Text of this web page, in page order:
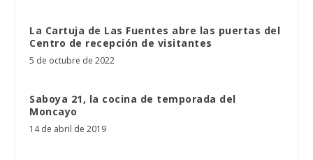
La Cartuja de Las Fuentes abre las puertas del
Centro de recepción de visitantes
5 de octubre de 2022
Saboya 21, la cocina de temporada del
Moncayo
14 de abril de 2019